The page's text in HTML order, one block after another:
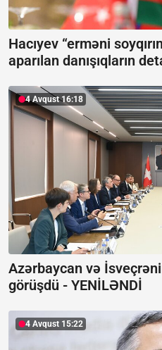
Hacıyev “erməni
aparılan danışıqların
4 Avqust 16:18
Azərbaycan və
görüşdü - YENİLƏNDİ
4 Avqust 15:22